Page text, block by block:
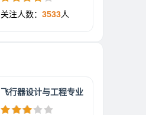
关注人数： 3533人
飞行器设计与工程专业